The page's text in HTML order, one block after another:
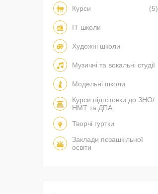
Курси (5)
IT школи
Художні школи
Музичні та вокальні студії
Модельні школи
Курси підготовки до ЗНО/
НМТ та ДПА
Творчі гуртки
Заклади позашкільної
освіти